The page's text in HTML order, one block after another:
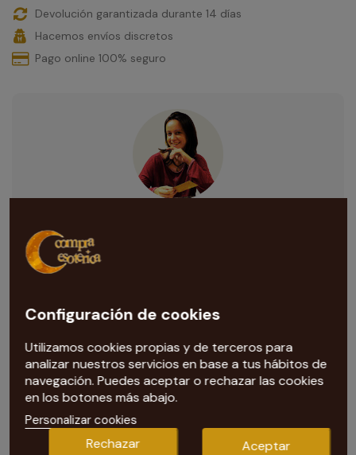
Devolución garantizada durante 14 días
Hacemos envíos discretos
Pago online 100% seguro
Nuestra tarotista
Nuestra tarotista te recomienda Ritual Juntos Siempre:
Amarres de Amor completos y efectivos
Configuración de cookies
Utilizamos cookies propias y de terceros para
analizar nuestros servicios en base a tus hábitos de
navegación. Puedes aceptar o rechazar las cookies
en los botones más abajo.
Personalizar cookies
Rechazar Aceptar